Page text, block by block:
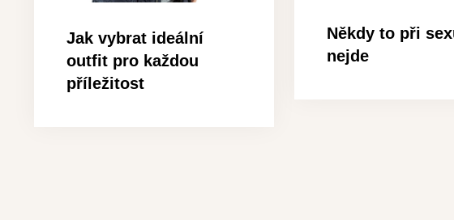
Jak vybrat ideální
outfit pro každou
příležitost
Někdy to při
nejde